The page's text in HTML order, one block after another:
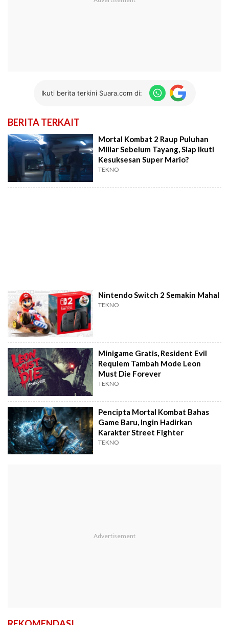
Ikuti berita terkini Suara.com di:
BERITA TERKAIT
Mortal Kombat 2 Raup Puluhan
Miliar Sebelum Tayang, Siap Ikuti
Kesuksesan Super Mario?
TEKNO
Nintendo Switch 2 Semakin Mahal
TEKNO
Minigame Gratis, Resident Evil
Requiem Tambah Mode Leon
Must Die Forever
TEKNO
Pencipta Mortal Kombat Bahas
Game Baru, Ingin Hadirkan
Karakter Street Fighter
TEKNO